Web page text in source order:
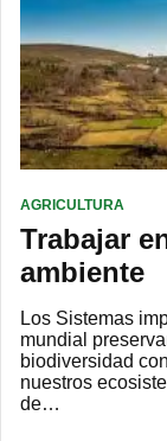
AGRICULTURA
Trabajar
ambiente
Los Sistemas
mundial
biodiversidad
nuestros
de…